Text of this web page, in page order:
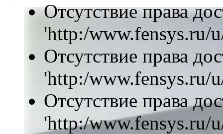
Отсутствие права
'http:/www.fensys.ru/
Отсутствие права
'http:/www.fensys.ru/
Отсутствие права
'http:/www.fensys.ru/